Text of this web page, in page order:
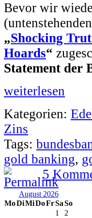
Bevor wir
„Shocking
Hoards“
Statement der
weiterlesen
Kategorien:
Zins
Tags:
gold banking,
5
August 2026
MoDiMiDoFrSaSo
1
2